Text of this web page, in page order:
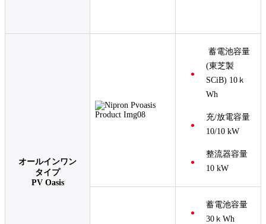
オールインワン
タイプ
PV Oasis
蓄電池容量
(東芝製
SCiB) 10ｋ
Wh
充/放電容量
10/10 kW
整流器容量
10 kW
蓄電池容量
30ｋWh